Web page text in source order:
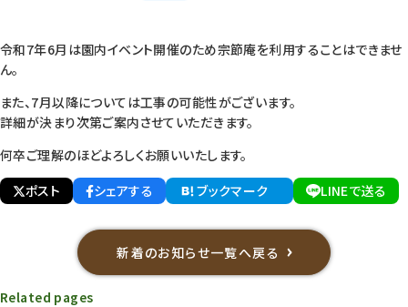
令和7年6月は園内イベント開催のため宗節庵を利用することはできませ
ん。
また、7月以降については工事の可能性がございます。
詳細が決まり次第ご案内させていただきます。
何卒ご理解のほどよろしくお願いいたします。
ポスト
シェアする ブックマーク LINEで送る
新着のお知らせ一覧へ戻る
Related pages